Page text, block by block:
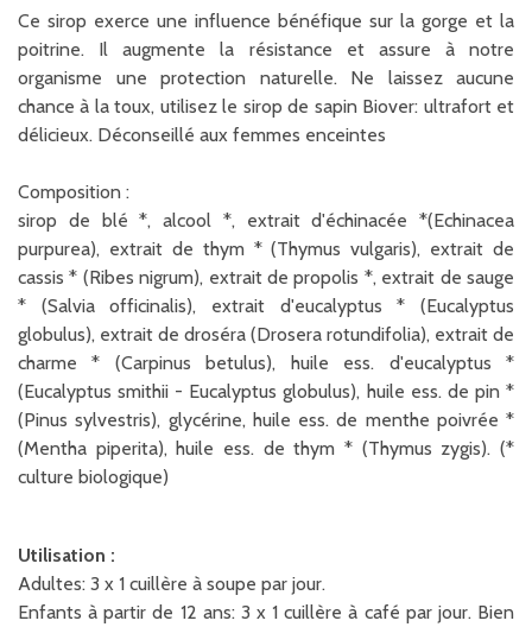
Ce sirop exerce une influence bénéfique sur la gorge et la
poitrine. Il augmente la résistance et assure à notre
organisme une protection naturelle. Ne laissez aucune
chance à la toux, utilisez le sirop de sapin Biover: ultrafort et
délicieux. Déconseillé aux femmes enceintes
Composition :
sirop de blé *, alcool *, extrait d'échinacée *(Echinacea
purpurea), extrait de thym * (Thymus vulgaris), extrait de
cassis * (Ribes nigrum), extrait de propolis *, extrait de sauge
* (Salvia officinalis), extrait d'eucalyptus * (Eucalyptus
globulus), extrait de droséra (Drosera rotundifolia), extrait de
charme * (Carpinus betulus), huile ess. d'eucalyptus *
(Eucalyptus smithii - Eucalyptus globulus), huile ess. de pin *
(Pinus sylvestris), glycérine, huile ess. de menthe poivrée *
(Mentha piperita), huile ess. de thym * (Thymus zygis). (*
culture biologique)
Utilisation :
Adultes: 3 x 1 cuillère à soupe par jour.
Enfants à partir de 12 ans: 3 x 1 cuillère à café par jour. Bien